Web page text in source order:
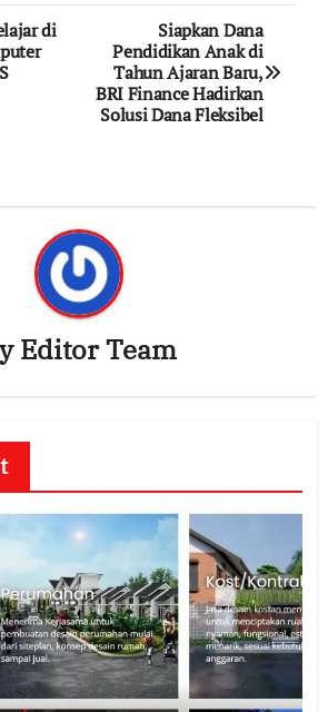
di
Siapkan Dana
Pendidikan Anak di
Tahun Ajaran Baru,
BRI Finance Hadirkan
Solusi Dana Fleksibel
Editor Team